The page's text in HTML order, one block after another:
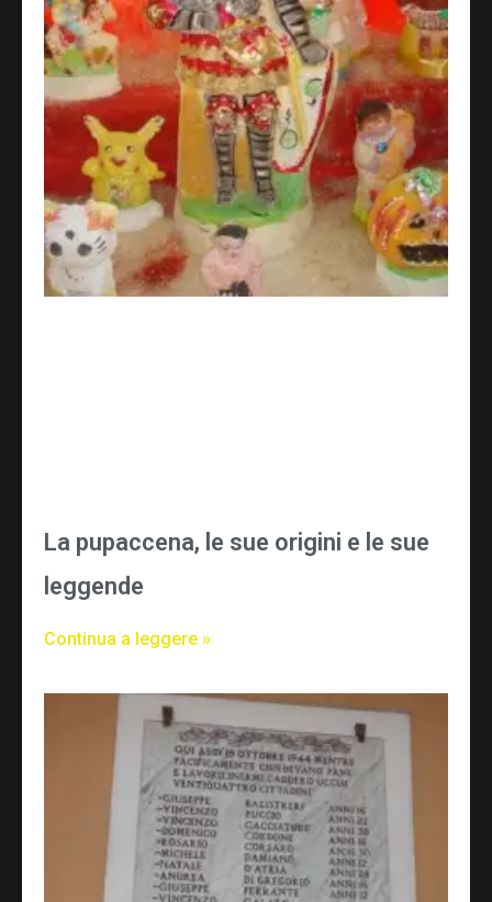
La pupaccena, le sue origini e le sue
leggende
Continua a leggere »